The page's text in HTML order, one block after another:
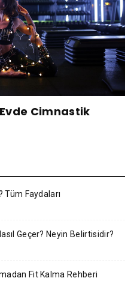
Cimnastik
Tüm Faydaları
Geçer? Neyin Belirtisidir?
Fit Kalma Rehberi